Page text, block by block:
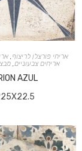
אריחי פורצלן לריצוף,
אריחים צבעוניים,
AZUL